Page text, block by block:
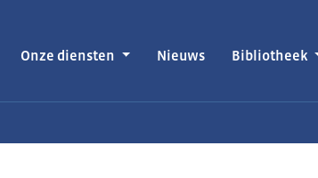
Onze diensten Nieuws Bibliotheek